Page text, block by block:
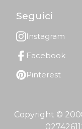
Seguici
Instagram
Facebook
Pinterest
Copyright ©